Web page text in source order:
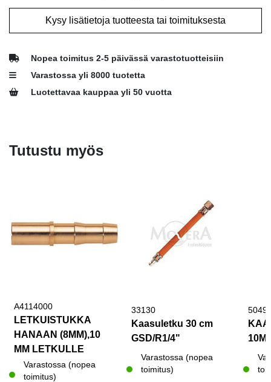
Kysy lisätietoja tuotteesta tai toimituksesta
Nopea toimitus 2-5 päivässä varastotuotteisiin
Varastossa yli 8000 tuotetta
Luotettavaa kauppaa yli 50 vuotta
Tutustu myös
A4114000
LETKUISTUKKA
HANAAN (8MM),10
MM LETKULLE
Varastossa (nopea
toimitus)
33130
Kaasuletku 30 cm
GSD/R1/4"
Varastossa (nopea
toimitus)